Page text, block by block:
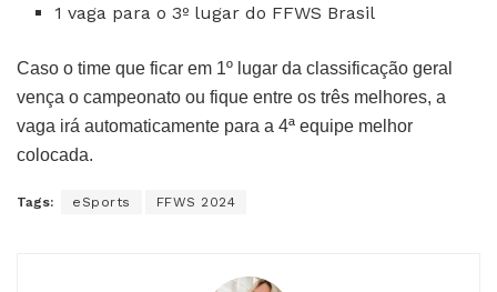
1 vaga para o 3º lugar do FFWS Brasil
Caso o time que ficar em 1º lugar da classificação geral
vença o campeonato ou fique entre os três melhores, a
vaga irá automaticamente para a 4ª equipe melhor
colocada.
Tags: eSports FFWS 2024